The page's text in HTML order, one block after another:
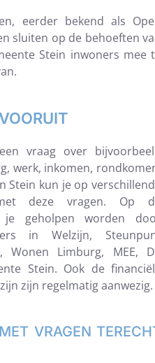
eerder bekend als
sluiten op de behoeften
Stein inwoners mee
vraag over
werk, inkomen,
Stein kun je op
deze vragen. Op
je geholpen worden
in Welzijn,
Wonen Limburg, MEE,
Stein. Ook de
zijn regelmatig aanwezig.
VRAGEN